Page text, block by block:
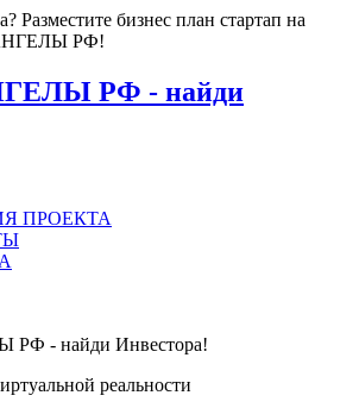
Разместите бизнес план стартап на
РФ!
РФ - найди
ПРОЕКТА